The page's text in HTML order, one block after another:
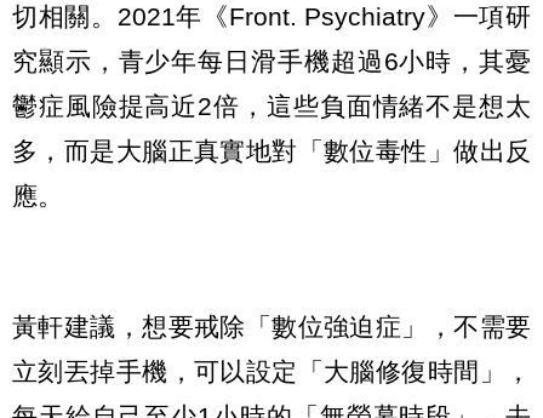
切相關。2021年《Front. Psychiatry》一項研
究顯示，青少年每日滑手機超過6小時，其憂
鬱症風險提高近2倍，這些負面情緒不是想太
多，而是大腦正真實地對「數位毒性」做出反
應。
黃軒建議，想要戒除「數位強迫症」，不需要
立刻丟掉手機，可以設定「大腦修復時間」，